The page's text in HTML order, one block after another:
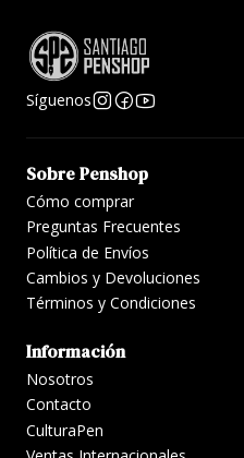
Síguenos
Sobre Penshop
Cómo comprar
Preguntas Frecuentes
Política de Envíos
Cambios y Devoluciones
Términos y Condiciones
Información
Nosotros
Contacto
CulturaPen